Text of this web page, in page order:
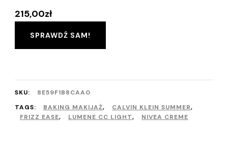
215,00zł
SPRAWDŹ SAM!
SKU:
8E59F1B8CAA0
TAGS:
BAKING MAKIJAŻ, CALVIN KLEIN SUMMER,
FRIZZ EASE, LUMENE CC LIGHT, NIVEA CREME